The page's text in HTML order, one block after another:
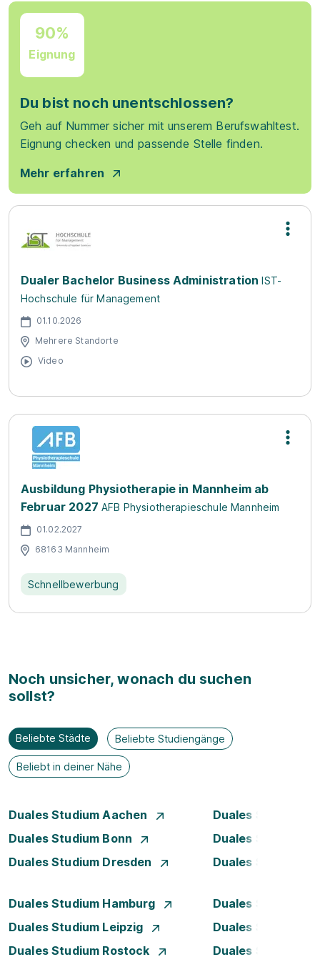
90%
Eignung
Du bist noch unentschlossen?
Geh auf Nummer sicher mit unserem Berufswahltest.
Eignung checken und passende Stelle finden.
Mehr erfahren
Dualer Bachelor Business Administration IST-
Hochschule für Management
01.10.2026
Mehrere Standorte
Video
Ausbildung Physiotherapie in Mannheim ab
Februar 2027 AFB Physiotherapieschule Mannheim
01.02.2027
68163 Mannheim
Schnellbewerbung
Noch unsicher, wonach du suchen
sollst?
Beliebte Städte Beliebte Studiengänge
Beliebt in deiner Nähe
Duales Studium Aachen
Duales Studium
Duales Studium Bonn
Duales Studium
Duales Studium Dresden
Duales Studium
Duales Studium Hamburg
Duales Studium
Duales Studium Leipzig
Duales Studium
Duales Studium Rostock
Duales Studium